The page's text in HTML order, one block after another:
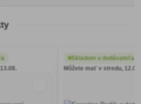
Skladom u dodávateľa
Môžete mať v stredu, 12.08.